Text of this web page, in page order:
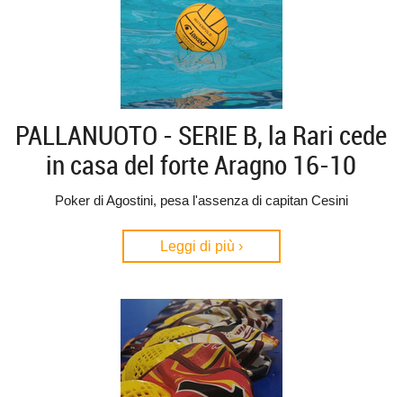
PALLANUOTO - SERIE B, la Rari cede
in casa del forte Aragno 16-10
Poker di Agostini, pesa l'assenza di capitan Cesini
Leggi di più ›